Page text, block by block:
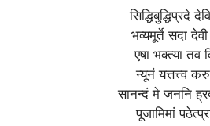
सिद्धिबुद्धिप्रदे
भव्यमूर्ते सदा
एषा भक्त्या तव
न्यूनं यत्तत्त्व
सानन्दं मे जननि
पूजामिमां